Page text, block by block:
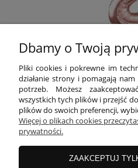
Balony Eco 33 cm,
Dbamy o Twoją
Pliki cookies i pokrewne im
działanie strony i pomagają
potrzeb. Możesz
wszystkich tych plików i przejść
plików do swoich preferencji,
Więcej o plikach cookies
prywatności.
ZAAKCEPTUJ